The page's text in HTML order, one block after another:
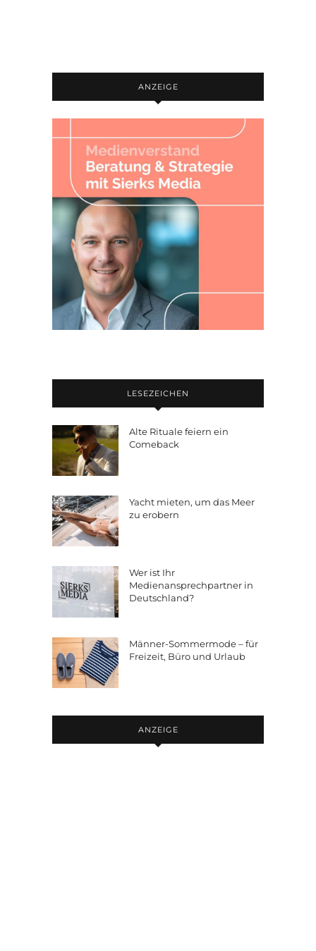
ANZEIGE
LESEZEICHEN
Alte Rituale feiern ein
Comeback
Yacht mieten, um das Meer
zu erobern
Wer ist Ihr
Medienansprechpartner in
Deutschland?
Männer-Sommermode – für
Freizeit, Büro und Urlaub
ANZEIGE